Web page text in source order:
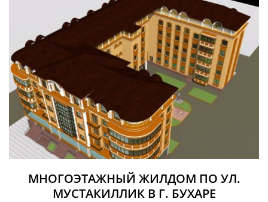
МНОГОЭТАЖНЫЙ ЖИЛДОМ ПО УЛ.
МУСТАКИЛЛИК В Г. БУХАРЕ